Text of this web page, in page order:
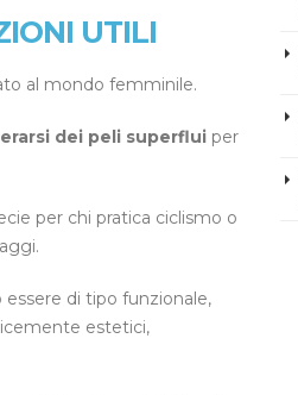
UTILI
al mondo femminile.
dei peli superflui per
per chi pratica ciclismo o
di tipo funzionale,
estetici,